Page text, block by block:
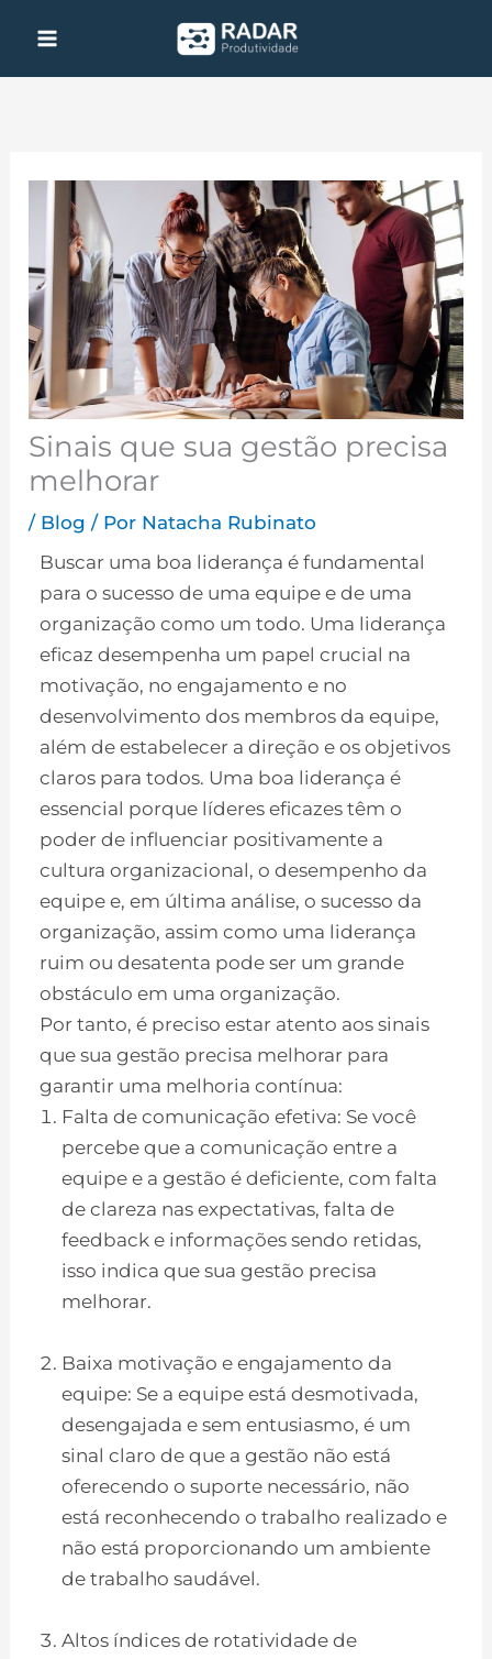
para
o
Sinais que sua gestão precisa
melhorar
/ Blog / Por Natacha Rubinato
Buscar uma boa liderança é fundamental
para o sucesso de uma equipe e de uma
organização como um todo. Uma liderança
eficaz desempenha um papel crucial na
motivação, no engajamento e no
desenvolvimento dos membros da equipe,
além de estabelecer a direção e os objetivos
claros para todos. Uma boa liderança é
essencial porque líderes eficazes têm o
poder de influenciar positivamente a
cultura organizacional, o desempenho da
equipe e, em última análise, o sucesso da
organização, assim como uma liderança
ruim ou desatenta pode ser um grande
obstáculo em uma organização.
Por tanto, é preciso estar atento aos sinais
que sua gestão precisa melhorar para
garantir uma melhoria contínua:
Falta de comunicação efetiva: Se você
percebe que a comunicação entre a
equipe e a gestão é deficiente, com falta
de clareza nas expectativas, falta de
feedback e informações sendo retidas,
isso indica que sua gestão precisa
melhorar.
Baixa motivação e engajamento da
equipe: Se a equipe está desmotivada,
desengajada e sem entusiasmo, é um
sinal claro de que a gestão não está
oferecendo o suporte necessário, não
está reconhecendo o trabalho realizado e
não está proporcionando um ambiente
de trabalho saudável.
Altos índices de rotatividade de